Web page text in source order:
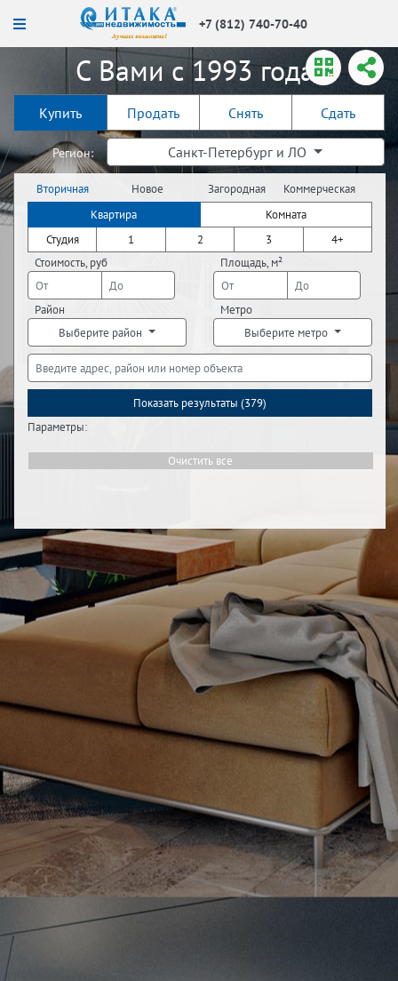
+7 (812) 740-70-40
С Вами с 1993 года!
Купить Продать Снять Сдать
Регион: Санкт-Петербург и ЛО
Вторичная
недвижимость
Новое
строительство
Загородная
недвижимость
Коммерческая
недвижимость
Квартира
Комната
Студия
1 2 3
4+
Стоимость, руб
Площадь, м²
Район
Выберите район
Метро
Выберите метро
Показать результаты (379)
Параметры:
Очистить все